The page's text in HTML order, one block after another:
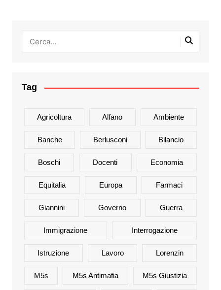
Tag
Agricoltura Alfano Ambiente
Banche Berlusconi Bilancio
Boschi Docenti Economia
Equitalia Europa Farmaci
Giannini Governo Guerra
Immigrazione Interrogazione
Istruzione Lavoro Lorenzin
M5s M5s Antimafia M5s Giustizia